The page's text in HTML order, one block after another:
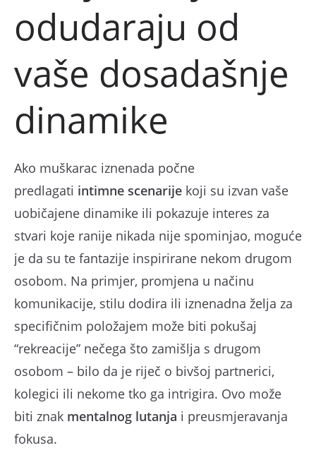
odudaraju od
vaše dosadašnje
dinamike
Ako muškarac iznenada počne
predlagati intimne scenarije koji su izvan vaše
uobičajene dinamike ili pokazuje interes za
stvari koje ranije nikada nije spominjao, moguće
je da su te fantazije inspirirane nekom drugom
osobom. Na primjer, promjena u načinu
komunikacije, stilu dodira ili iznenadna želja za
specifičnim položajem može biti pokušaj
“rekreacije” nečega što zamišlja s drugom
osobom – bilo da je riječ o bivšoj partnerici,
kolegici ili nekome tko ga intrigira. Ovo može
biti znak mentalnog lutanja i preusmjeravanja
fokusa.